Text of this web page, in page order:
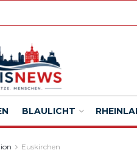
BLAULICHT
Euskirchen